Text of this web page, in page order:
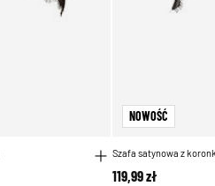
NOWOŚĆ
Szafa satynowa z
119,99 zł